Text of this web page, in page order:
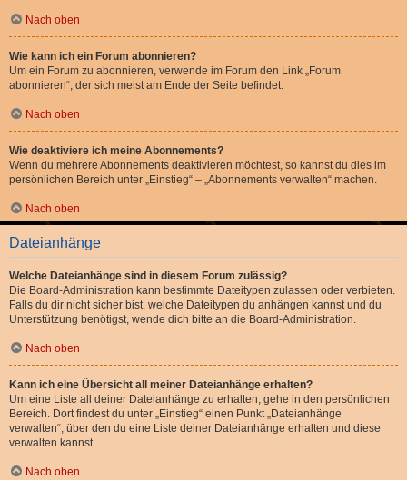
Nach oben
Wie kann ich ein Forum abonnieren?
Um ein Forum zu abonnieren, verwende im Forum den Link „Forum
abonnieren“, der sich meist am Ende der Seite befindet.
Nach oben
Wie deaktiviere ich meine Abonnements?
Wenn du mehrere Abonnements deaktivieren möchtest, so kannst du dies im
persönlichen Bereich unter „Einstieg“ – „Abonnements verwalten“ machen.
Nach oben
Dateianhänge
Welche Dateianhänge sind in diesem Forum zulässig?
Die Board-Administration kann bestimmte Dateitypen zulassen oder verbieten.
Falls du dir nicht sicher bist, welche Dateitypen du anhängen kannst und du
Unterstützung benötigst, wende dich bitte an die Board-Administration.
Nach oben
Kann ich eine Übersicht all meiner Dateianhänge erhalten?
Um eine Liste all deiner Dateianhänge zu erhalten, gehe in den persönlichen
Bereich. Dort findest du unter „Einstieg“ einen Punkt „Dateianhänge
verwalten“, über den du eine Liste deiner Dateianhänge erhalten und diese
verwalten kannst.
Nach oben